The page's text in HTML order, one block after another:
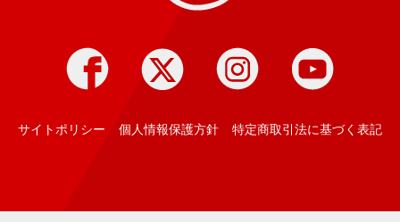
Facebook twitter instagram
サイトポリシー 個人情報保護方針 特定商取引法に基づく表記